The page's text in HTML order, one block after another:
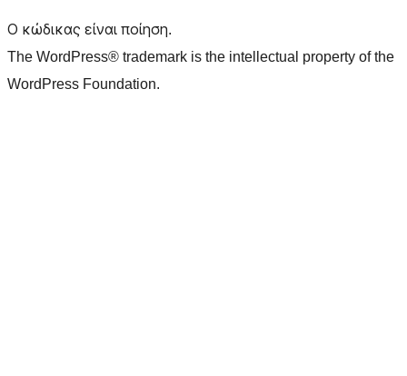
Ο κώδικας είναι ποίηση.
The WordPress® trademark is the intellectual property of the
WordPress Foundation.